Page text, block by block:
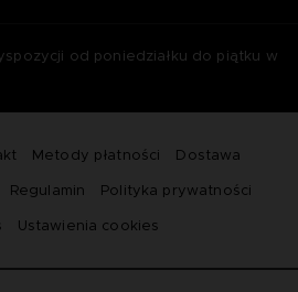
od poniedziałku do piątku w
Metody płatności Dostawa
Regulamin Polityka prywatności
Ustawienia cookies